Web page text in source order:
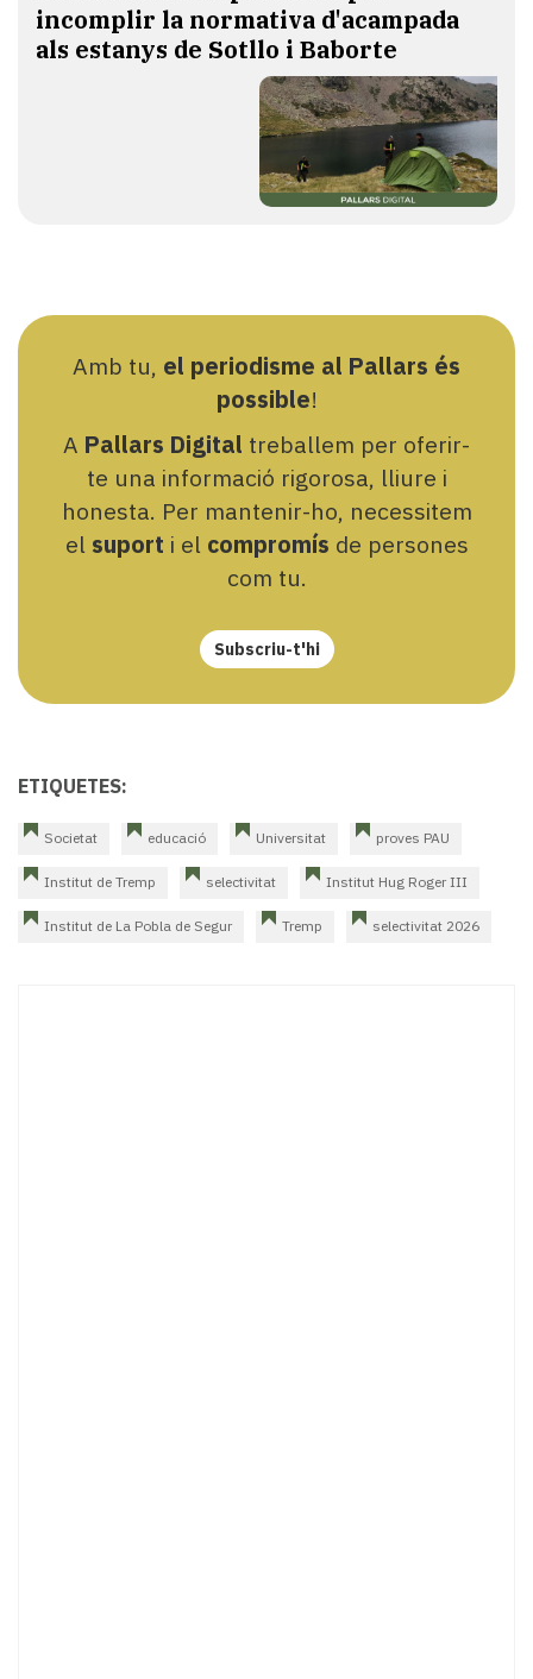
incomplir la normativa d'acampada
als estanys de Sotllo i Baborte
Amb tu, el periodisme al Pallars és
possible!
A Pallars Digital treballem per oferir-
te una informació rigorosa, lliure i
honesta. Per mantenir-ho, necessitem
el suport i el compromís de persones
com tu.
Subscriu-t'hi
ETIQUETES:
Societat educació Universitat proves PAU
Institut de Tremp selectivitat Institut Hug Roger III
Institut de La Pobla de Segur Tremp selectivitat 2026